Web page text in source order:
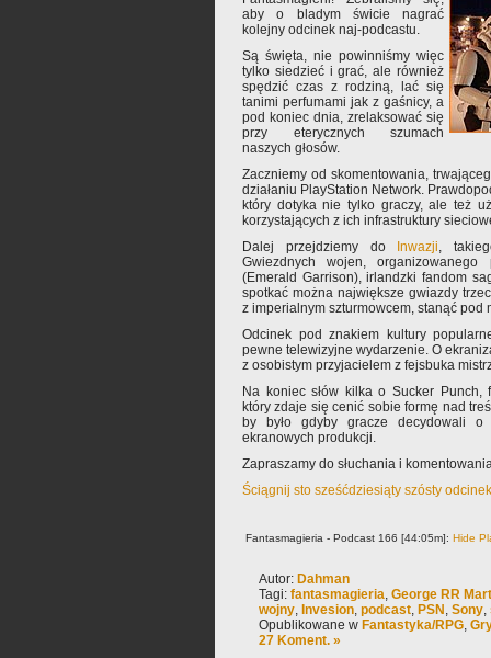
aby o bladym świcie nagrać
kolejny odcinek naj-podcastu.
Są święta, nie powinniśmy więc
tylko siedzieć i grać, ale również
spędzić czas z rodziną, lać się
tanimi perfumami jak z gaśnicy, a
pod koniec dnia, zrelaksować się
przy eterycznych szumach
naszych głosów.
Zaczniemy od skomentowania,
działaniu PlayStation Network.
który dotyka nie tylko graczy, ale też
korzystających z ich infrastruktury
Dalej przejdziemy do
Inwazji,
Gwiezdnych wojen, organizowanego
(Emerald Garrison), irlandzki fandom
spotkać można największe gwiazdy
z imperialnym szturmowcem, stanąć pod
Odcinek pod znakiem kultury
pewne telewizyjne wydarzenie. O
z osobistym przyjacielem z fejsbuka
Na koniec słów kilka o Sucker Punch,
który zdaje się cenić sobie formę nad
by było gdyby gracze decydowali o
ekranowych produkcji.
Zapraszamy do słuchania i
Ściągnij sto sześćdziesiąty szósty
Fantasmagieria - Podcast 166 [44:05m]: Hide
Autor: Dahman
Tagi: fantasmagieria, George RR
wojny, Invesion, podcast, PSN , Sony,
Opublikowane w Fantastyka/RPG,
27 Koment. »